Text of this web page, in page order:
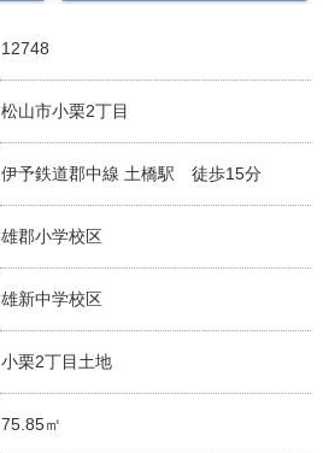
12748
松山市小栗2丁目
伊予鉄道郡中線 土橋駅 徒歩15分
雄郡小学校区
雄新中学校区
小栗2丁目土地
75.85㎡